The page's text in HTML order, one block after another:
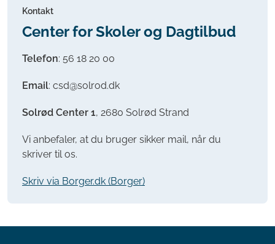
Kontakt
Center for Skoler og Dagtilbud
Telefon: 56 18 20 00
Email: csd@solrod.dk
Solrød Center 1, 2680 Solrød Strand
Vi anbefaler, at du bruger sikker mail, når du
skriver til os.
Skriv via Borger.dk (Borger)